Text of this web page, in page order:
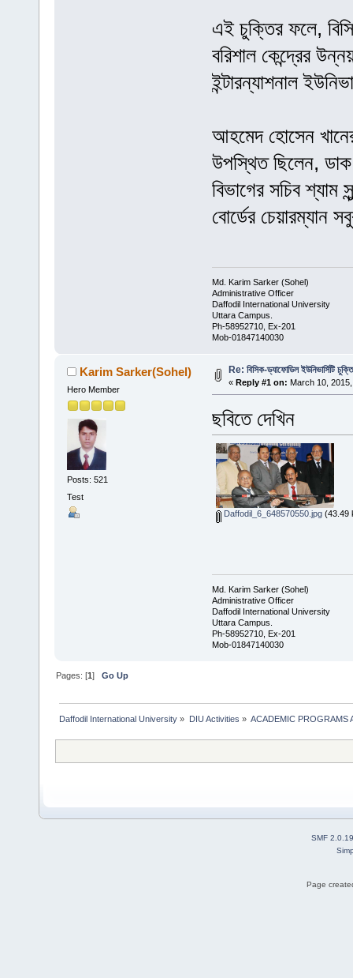
এই চুক্তির ফলে,
বরিশাল কেন্দ্রের
ইন্টারন্যাশনাল
আহমেদ হোসেন
উপস্থিত ছিলেন,
বিভাগের সচিব শ্যাম
বোর্ডের চেয়ারম্যান
Md. Karim Sarker (Sohel)
Administrative Officer
Daffodil International University
Uttara Campus.
Ph-58952710, Ex-201
Mob-01847140030
Karim Sarker(Sohel)
Hero Member
Posts: 521
Test
Re: বিসিক-ড্যাফোডিল ইউনিভার্সিটি চুক্তি
« Reply #1 on: March 10,
ছবিতে দেখিন
Daffodil_6_648570550.jpg(43.49
Md. Karim Sarker (Sohel)
Administrative Officer
Daffodil International University
Uttara Campus.
Ph-58952710, Ex-201
Mob-01847140030
Pages: [1]Go Up
Daffodil International University » DIU Activities » ACADEMIC PROGRAMS
SMF 2.0.19
Page